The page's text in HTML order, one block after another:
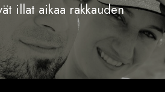
illat aikaa rakkauden